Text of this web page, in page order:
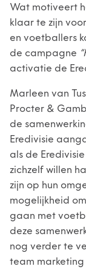
Wat motiveert
klaar te zijn
en voetballers
de campagne
activatie de
Marleen van
Procter &
de
Eredivisie
als de
zichzelf willen
zijn op hun
mogelijkheid
gaan met
deze
nog verder te
team